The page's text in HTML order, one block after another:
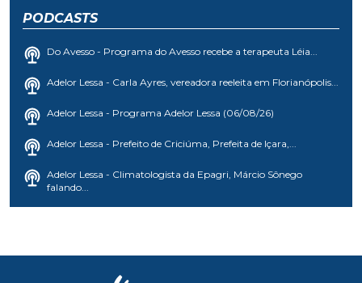
PODCASTS
Do Avesso - Programa do Avesso recebe a terapeuta Léia...
Adelor Lessa - Carla Ayres, vereadora reeleita em Florianópolis...
Adelor Lessa - Programa Adelor Lessa (06/08/26)
Adelor Lessa - Prefeito de Criciúma, Prefeita de Içara,...
Adelor Lessa - Climatologista da Epagri, Márcio Sônego
falando...